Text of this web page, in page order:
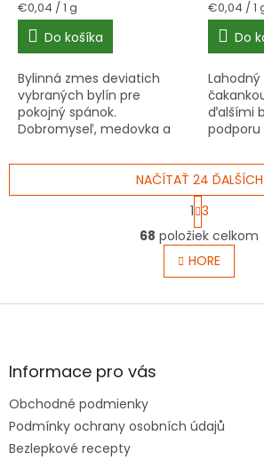
Jednotková
cena:
€0,04 / 1 g
Do košíka
Bylinná zmes deviatich
vybraných bylín pre
pokojný spánok.
Dobromyseľ, medovka a
skorému zaspávaniu a
cena:
€0,04 / 1
Do
Lahodný
ďalšími
O
v
l
á
a
k
NAČÍTAŤ 24 ĎALŠÍCH
S
t
r
á
n
k
v
1 3
68 položiek celkom
HORE
Z
ä
e
Informace pro vás
Obchodné podmienky
Podmínky ochrany osobních údajů
Bezlepkové recepty